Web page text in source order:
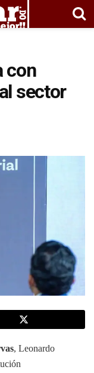
con
sector
, Leonardo